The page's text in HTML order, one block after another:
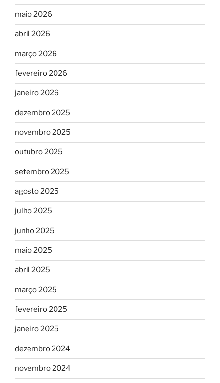
maio 2026
abril 2026
março 2026
fevereiro 2026
janeiro 2026
dezembro 2025
novembro 2025
outubro 2025
setembro 2025
agosto 2025
julho 2025
junho 2025
maio 2025
abril 2025
março 2025
fevereiro 2025
janeiro 2025
dezembro 2024
novembro 2024